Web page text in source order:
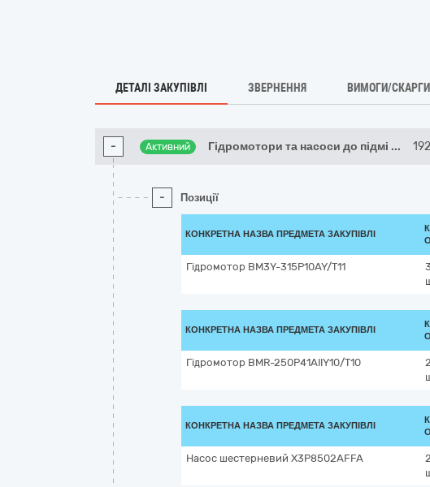
ДЕТАЛІ ЗАКУПІВЛІ ЗВЕРНЕННЯ ВИМОГИ/СКАРГИ
- Активний Гідромотори та насоси до підмі ...
- Позиції
КОНКРЕТНА НАЗВА ПРЕДМЕТА ЗАКУПІВЛІ
Гідромотор BM3Y-315P10AY/T11
3
КОНКРЕТНА НАЗВА ПРЕДМЕТА ЗАКУПІВЛІ
Гідромотор BMR-250P41AIIY10/T10
2
КОНКРЕТНА НАЗВА ПРЕДМЕТА ЗАКУПІВЛІ
Насос шестерневий X3P8502AFFA
2